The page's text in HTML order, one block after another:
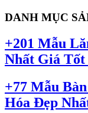
DANH MỤC
+201 Mẫu
Nhất Giá Tốt
+77 Mẫu
Hóa Đẹp